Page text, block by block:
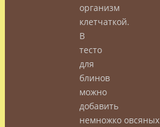
организм
клетчаткой.
В
тесто
для
блинов
можно
добавить
немножко овсяных